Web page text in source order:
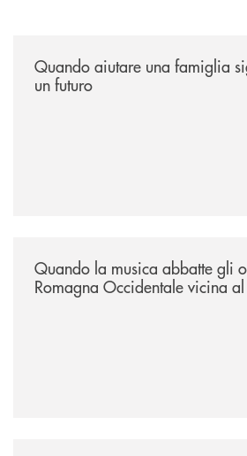
Quando aiutare una famiglia
un futuro
Quando la musica abbatte gli
Romagna Occidentale vicina